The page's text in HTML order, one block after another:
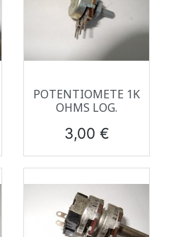
POTENTIOMETE 1K
OHMS LOG.
Prix
3,00 €